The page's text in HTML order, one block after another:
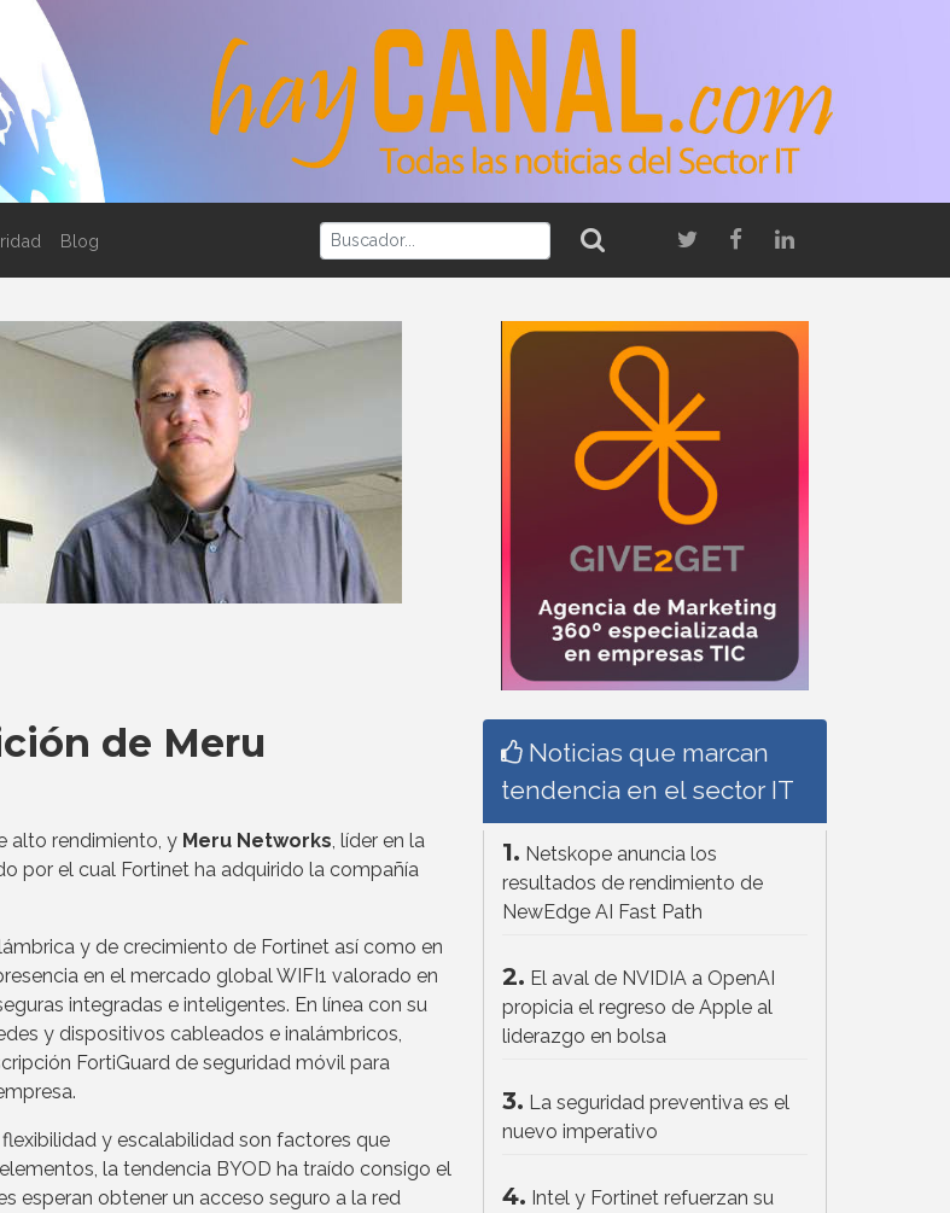
Blog
de Meru
alto rendimiento, y Meru Networks , líder en la
por el cual Fortinet ha adquirido la compañía
y de crecimiento de Fortinet así como en
en el mercado global WIFI1 valorado en
integradas e inteligentes. En línea con su
y dispositivos cableados e inalámbricos,
FortiGuard de seguridad móvil para
y escalabilidad son factores que
la tendencia BYOD ha traído consigo el
esperan obtener un acceso seguro a la red
Noticias que marcan
tendencia en el sector IT
1. Netskope anuncia los
resultados de rendimiento de
NewEdge AI Fast Path
2. El aval de NVIDIA a OpenAI
propicia el regreso de Apple al
liderazgo en bolsa
3. La seguridad preventiva es el
nuevo imperativo
4. Intel y Fortinet refuerzan su